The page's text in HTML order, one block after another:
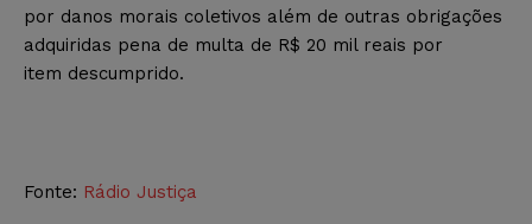
por danos morais coletivos além de outras obrigações
adquiridas pena de multa de R$ 20 mil reais por
item descumprido.
Fonte: Rádio Justiça